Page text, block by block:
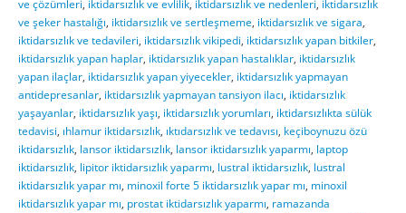
ve çözümleri, iktidarsızlık ve evlilik, iktidarsızlık ve nedenleri, iktidarsızlık
ve şeker hastalığı, iktidarsızlık ve sertleşmeme, iktidarsızlık ve sigara,
iktidarsızlık ve tedavileri, iktidarsızlık vikipedi, iktidarsızlık yapan bitkiler,
iktidarsızlık yapan haplar, iktidarsızlık yapan hastalıklar, iktidarsızlık
yapan ilaçlar, iktidarsızlık yapan yiyecekler, iktidarsızlık yapmayan
antidepresanlar, iktidarsızlık yapmayan tansiyon ilacı, iktidarsızlık
yaşayanlar, iktidarsızlık yaşı, iktidarsızlık yorumları, iktidarsızlıkta sülük
tedavisi, ıhlamur iktidarsızlık, ıktıdarsızlık ve tedavısı, keçiboynuzu özü
iktidarsızlık, lansor iktidarsızlık, lansor iktidarsızlık yaparmı, laptop
iktidarsızlık, lipitor iktidarsızlık yaparmı, lustral iktidarsızlık, lustral
iktidarsızlık yapar mı, minoxil forte 5 iktidarsızlık yapar mı, minoxil
iktidarsızlık yapar mı, prostat iktidarsızlık yaparmı, ramazanda